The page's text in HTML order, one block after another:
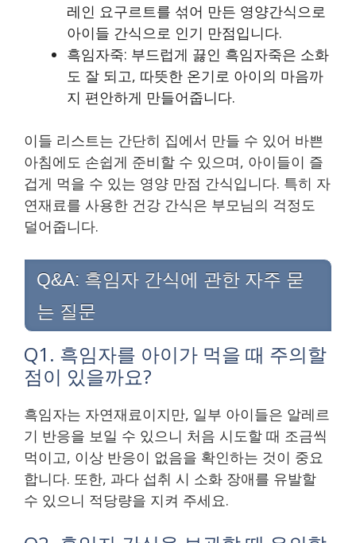
레인 요구르트를 섞어 만든 영양간식으로
아이들 간식으로 인기 만점입니다.
흑임자죽: 부드럽게 끓인 흑임자죽은 소화
도 잘 되고, 따뜻한 온기로 아이의 마음까
지 편안하게 만들어줍니다.
이들 리스트는 간단히 집에서 만들 수 있어 바쁜
아침에도 손쉽게 준비할 수 있으며, 아이들이 즐
겁게 먹을 수 있는 영양 만점 간식입니다. 특히 자
연재료를 사용한 건강 간식은 부모님의 걱정도
덜어줍니다.
Q&A: 흑임자 간식에 관한 자주 묻
는 질문
Q1. 흑임자를 아이가 먹을 때 주의할
점이 있을까요?
흑임자는 자연재료이지만, 일부 아이들은 알레르
기 반응을 보일 수 있으니 처음 시도할 때 조금씩
먹이고, 이상 반응이 없음을 확인하는 것이 중요
합니다. 또한, 과다 섭취 시 소화 장애를 유발할
수 있으니 적당량을 지켜 주세요.